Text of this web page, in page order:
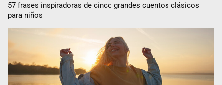
57 frases inspiradoras de cinco grandes cuentos clásicos
para niños